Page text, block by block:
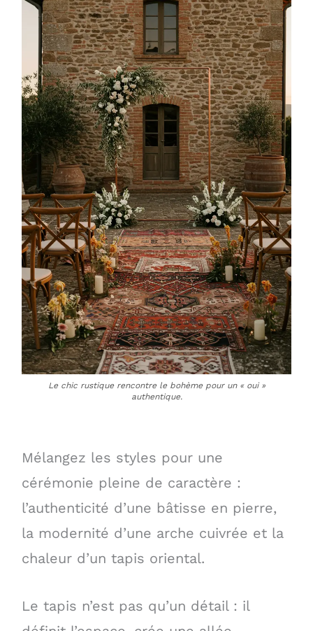
Le chic rustique rencontre le bohème pour un « oui »
authentique.
Mélangez les styles pour une
cérémonie pleine de caractère :
l’authenticité d’une bâtisse en pierre,
la modernité d’une arche cuivrée et la
chaleur d’un tapis oriental.
Le tapis n’est pas qu’un détail : il